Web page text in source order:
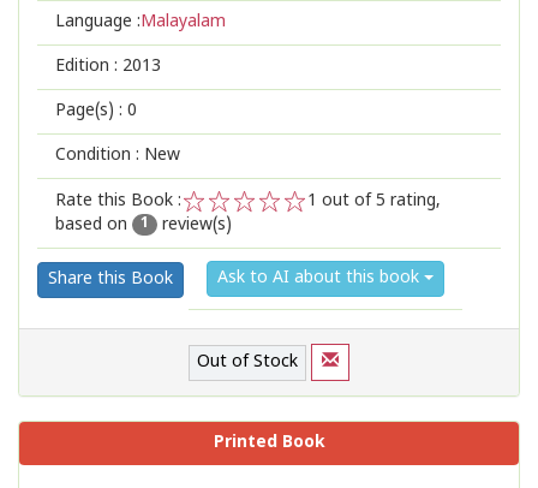
Language :Malayalam
Edition : 2013
Page(s) : 0
Condition : New
Rate this Book :
2
1
1 out of 5 rating,
based on
1 review(s)
Share this Book Ask to AI about this book
Out of Stock
Printed Book